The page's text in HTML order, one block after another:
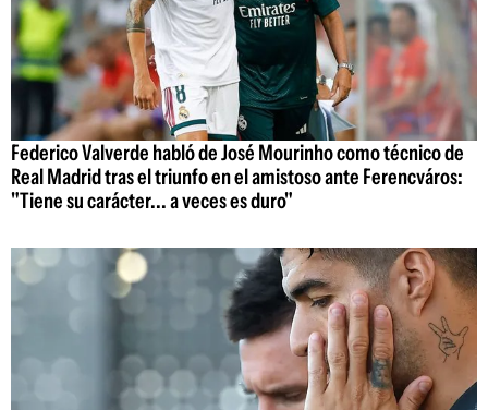
Federico Valverde habló de José Mourinho como técnico de
Real Madrid tras el triunfo en el amistoso ante Ferencváros:
"Tiene su carácter... a veces es duro"